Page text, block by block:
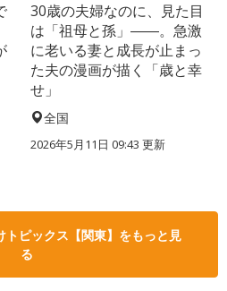
30歳の夫婦なのに、見た目
は「祖母と孫」――。急激
に老いる妻と成長が止まっ
た夫の漫画が描く「歳と幸
せ」
全国
2026年5月11日 09:43 更新
トピックス【関東】をもっと見
る